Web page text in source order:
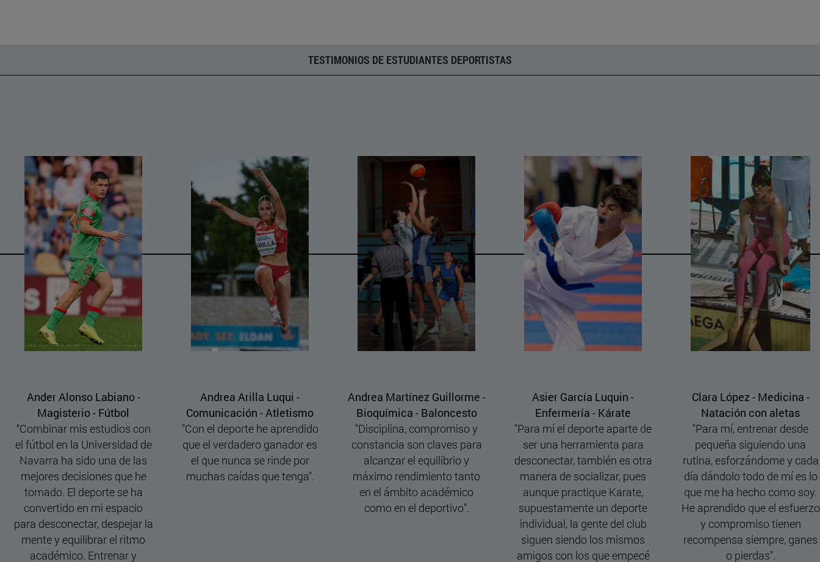
TESTIMONIOS DE ESTUDIANTES DEPORTISTAS
Andrea Arilla Luqui -
- Atletismo
el deporte he aprendido
el verdadero ganador es
que nunca se rinde por
caídas que tenga".
Andrea Martínez Guillorme -
Bioquímica - Baloncesto
"Disciplina, compromiso y
constancia son claves para
alcanzar el equilibrio y
máximo rendimiento tanto
Asier García Luquin -
Enfermería - Kárate
"Para mí el deporte aparte de
ser una herramienta para
desconectar, también es otra
manera de socializar, pues
aunque practique Karate,
supuestamente un deporte
Clara López - Medicina -
Natación con aletas
"Para mí, entrenar desde
pequeña siguiendo una
rutina, esforzándome y cada
día dándolo todo de mí es lo
que me ha hecho como soy.
He aprendido que el esfuerzo
y compromiso tienen
recompensa siempre, ganes
o pierdas".
Constança Kendall Lino -
Equitación
"Montar a caballo es más
que un deporte, es una
pasión. Una pasión a la que
hay que dedicarle muchas
horas y amor. Trabajar con
un animal más grande que
nosotros y que no habla es
algo mágico".